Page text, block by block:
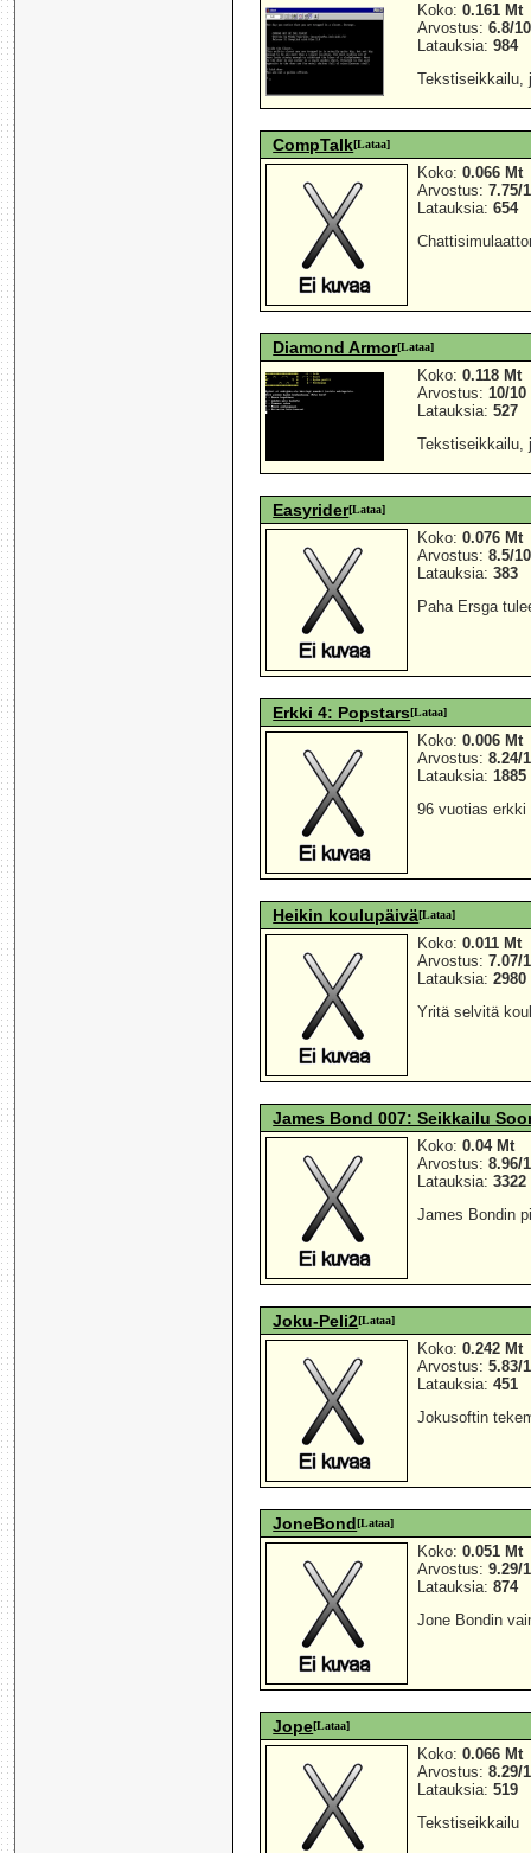
Koko:0.161 Mt
Arvostus:6.8/10
Latauksia:984
Tekstiseikkailu,
CompTalk[Lataa]
Koko:0.066 Mt
Arvostus:7.75/
Latauksia:654
Diamond Armor[Lataa]
Koko:0.118 Mt
Arvostus:10/10
Latauksia:527
Tekstiseikkailu,
Easyrider[Lataa]
Koko:0.076 Mt
Arvostus:8.5/10
Latauksia:383
Paha Ersga
Erkki 4: Popstars[Lataa]
Koko:0.006 Mt
Arvostus:8.24/
Latauksia:1885
96 vuotias erkki
Heikin koulupäivä[Lataa]
Koko:0.011 Mt
Arvostus:7.07/
Latauksia:2980
Yritä selvitä
James Bond 007: Seikkailu
Koko:0.04 Mt
Arvostus:8.96/
Latauksia:3322
James Bondin
Joku-Peli2[Lataa]
Koko:0.242 Mt
Arvostus:5.83/
Latauksia:451
Jokusoftin
JoneBond[Lataa]
Koko:0.051 Mt
Arvostus:9.29/
Latauksia:874
Jone Bondin
Jope[Lataa]
Koko:0.066 Mt
Arvostus:8.29/
Latauksia:519
Tekstiseikkailu